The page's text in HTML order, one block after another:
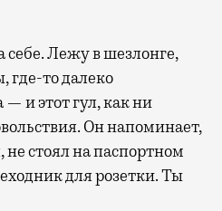
себе. Лежу в шезлонге,
то далеко
— и этот гул, как ни
Он напоминает,
не стоял на паспортном
для розетки. Ты